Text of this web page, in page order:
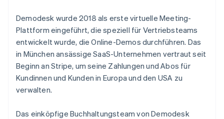
Demodesk wurde 2018 als erste virtuelle Meeting-
Plattform eingeführt, die speziell für Vertriebsteams
entwickelt wurde, die Online-Demos durchführen. Das
in München ansässige SaaS-Unternehmen vertraut seit
Beginn an Stripe, um seine Zahlungen und Abos für
Kundinnen und Kunden in Europa und den USA zu
verwalten.
Das einköpfige Buchhaltungsteam von Demodesk